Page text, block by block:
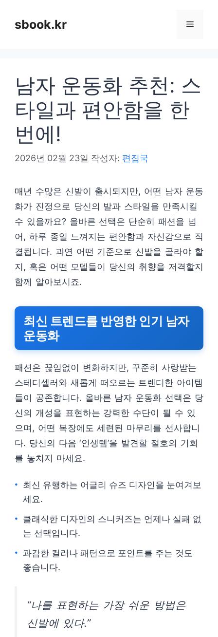
sbook.kr 메
남자 운동화 추천: 스
타일과 편안함을 한
번에!
2026년 02월 23일 작성자: 편집국
매년 수많은 신발이 출시되지만, 어떤 남자 운동
화가 진정으로 당신의 발과 스타일을 만족시킬
수 있을까요? 올바른 선택은 단순히 패션을 넘
어, 하루 종일 느껴지는 편안함과 자신감으로 직
결됩니다. 과연 어떤 기준으로 신발을 골라야 할
지, 혹은 어떤 모델들이 당신의 취향을 저격할지
함께 알아보시죠.
최신 트렌드를 반영한 인기 남자
운동화
패션은 끊임없이 변화하지만, 꾸준히 사랑받는
스테디셀러와 새롭게 떠오르는 트렌디한 아이템
들이 공존합니다. 올바른 남자 운동화 선택은 당
신의 개성을 표현하는 강력한 수단이 될 수 있
으며, 어떤 복장에도 세련된 마무리를 선사합니
다. 당신의 다음 ‘인생템’을 발견할 절호의 기회
를 놓치지 마세요.
최신 유행하는 어글리 슈즈 디자인을 눈여겨보
세요.
클래식한 디자인의 스니커즈는 언제나 실패 없
는 선택입니다.
과감한 컬러나 패턴으로 포인트를 주는 것도
좋습니다.
“나를 표현하는 가장 쉬운 방법은
신발에 있다.”